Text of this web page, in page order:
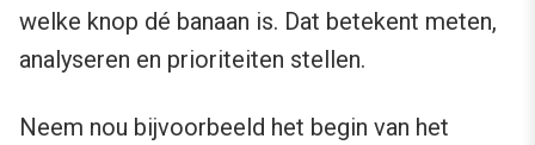
welke knop dé banaan is. Dat betekent meten,
analyseren en prioriteiten stellen.
Neem nou bijvoorbeeld het begin van het